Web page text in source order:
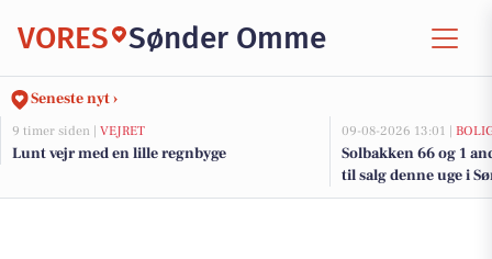
VORES Sønder Omme
Seneste nyt ›
9 timer siden | VEJRET
Lunt vejr med en lille regnbyge
09-08-2026 13:01 |
Solbakken 66 og 1
til salg denne uge i
boligerne her.